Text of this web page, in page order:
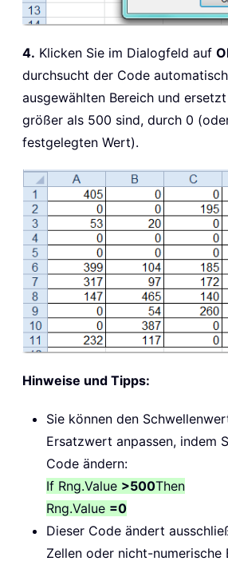
4. Klicken Sie im Dialogfeld auf
durchsucht der Code
ausgewählten Bereich und
größer als 500 sind, durch 0
festgelegten Wert).
Hinweise und Tipps:
Sie können den
Ersatzwert anpassen, indem
Code ändern:
If Rng.Value >500Then
Rng.Value =0
Dieser Code ändert
Zellen oder nicht-numerische